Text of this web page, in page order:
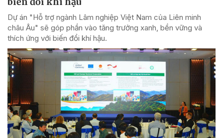
Dự án "Hỗ trợ ngành Lâm nghiệp Việt Nam của Liên minh
châu Âu" sẽ góp phần vào tăng trưởng xanh, bền vững và
thích ứng với biến đổi khí hậu.